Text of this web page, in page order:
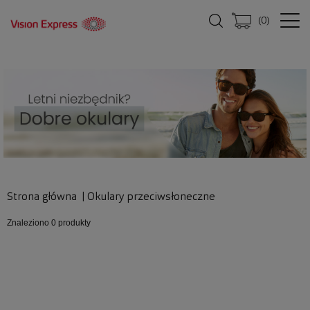
(0)
Strona główna Okulary przeciwsłoneczne
Znaleziono 0 produkty